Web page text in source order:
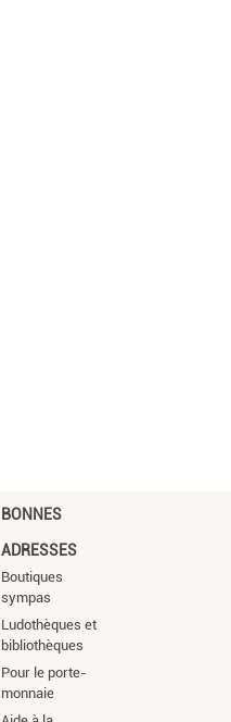
BONNES
ADRESSES
Boutiques
sympas
Ludothèques et
bibliothèques
Pour le porte-
monnaie